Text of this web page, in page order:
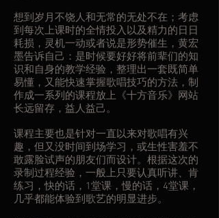
想到岁月不饶人和无常的无处不在；考虑
到每次上课时的全情投入以及精力的日日
耗损，灵机一动或者说是形势催生，黄宏
墨告诉自己：是时候要好好将前辈们的知
识和自身的教学经验，整理出一套既简单
易懂，又能快速掌握歌唱技巧的方法，制
作成一系列的课程放上《十方音乐》网站
长远留存，益人益己。
课程主要也是针对一直以来对歌唱有兴
趣，但又没时间到场学习，或生性害羞不
敢露脸试声的朋友们而设计。根据这次的
录制过程经验，一般上只要认真听讲、肯
练习，快的话，1堂课，慢的话，4堂课，
几乎都能体验到歌艺的明显进步。